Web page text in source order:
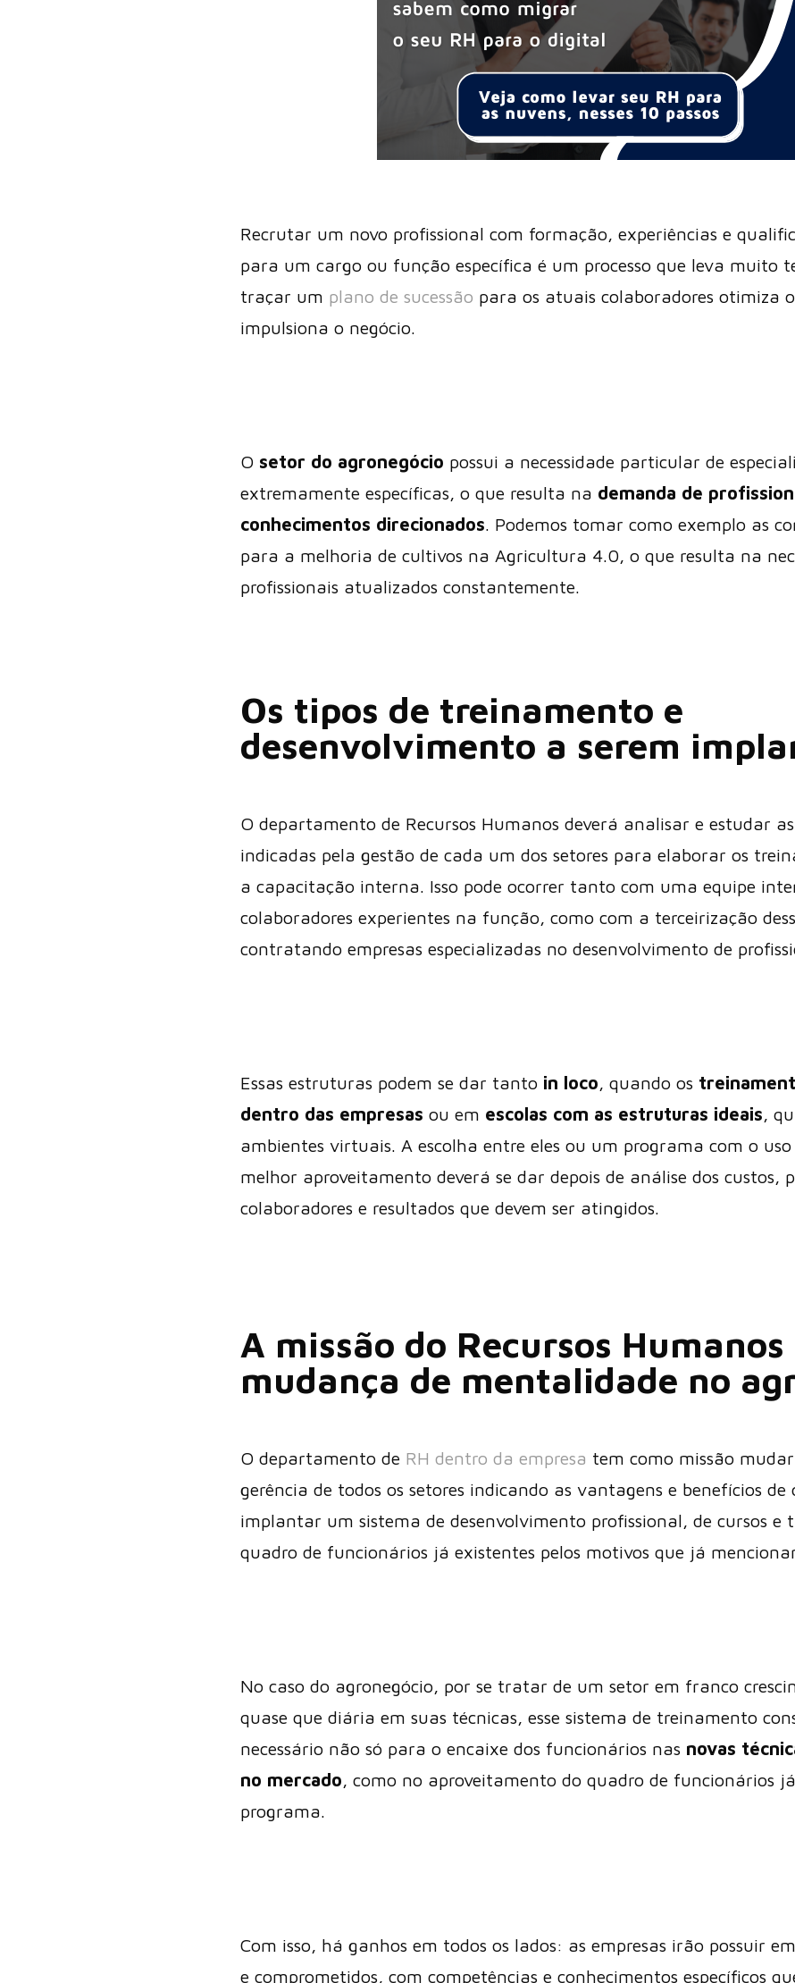
Recrutar um novo profissional com formação, experiências e
para um cargo ou função específica é um processo que leva muito
traçar um plano de sucessão para os atuais colaboradores otimiza o
impulsiona o negócio.
O setor do agronegócio possui a necessidade particular de
extremamente específicas, o que resulta na demanda de
conhecimentos direcionados. Podemos tomar como exemplo as
para a melhoria de cultivos na Agricultura 4.0, o que resulta na
profissionais atualizados constantemente.
Os tipos de treinamento e
desenvolvimento a serem
O departamento de Recursos Humanos deverá analisar e estudar as
indicadas pela gestão de cada um dos setores para elaborar os
a capacitação interna. Isso pode ocorrer tanto com uma equipe
colaboradores experientes na função, como com a terceirização
contratando empresas especializadas no desenvolvimento de
Essas estruturas podem se dar tanto in loco, quando os
dentro das empresas ou em escolas com as estruturas ideais,
ambientes virtuais. A escolha entre eles ou um programa com o
melhor aproveitamento deverá se dar depois de análise dos custos,
colaboradores e resultados que devem ser atingidos.
A missão do Recursos Humanos
mudança de mentalidade no
O departamento de RH dentro da empresa tem como missão
gerência de todos os setores indicando as vantagens e benefícios de
implantar um sistema de desenvolvimento profissional, de cursos e
quadro de funcionários já existentes pelos motivos que já
No caso do agronegócio, por se tratar de um setor em franco
quase que diária em suas técnicas, esse sistema de treinamento
necessário não só para o encaixe dos funcionários nas novas
no mercado, como no aproveitamento do quadro de funcionários
programa.
Com isso, há ganhos em todos os lados: as empresas irão possuir
e comprometidos, com competências e conhecimentos específicos